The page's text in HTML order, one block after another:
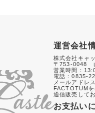
運営会社
株式会社キャ
〒753-0048
営業時間：
電話：0835-
メールアドレ
FACTOTUM
通信販売して
お支払い